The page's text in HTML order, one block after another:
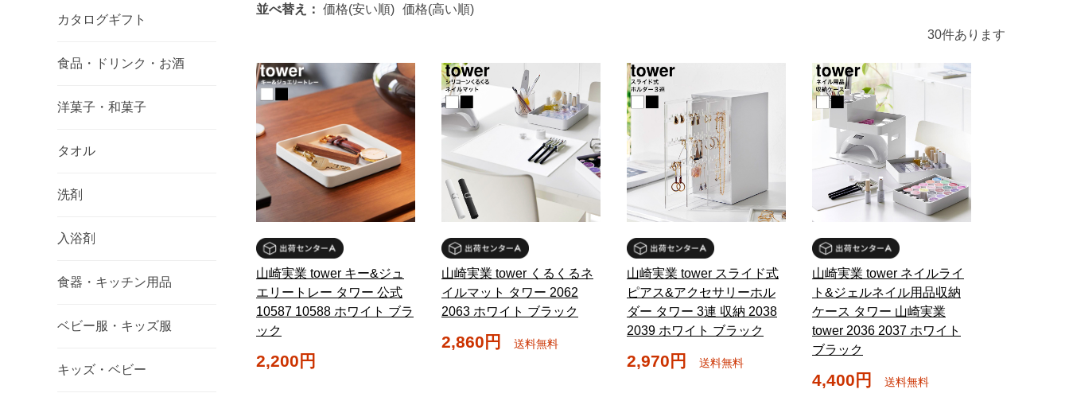
カタログギフト
食品・ドリンク・お酒
洋菓子・和菓子
タオル
洗剤
入浴剤
食器・キッチン用品
ベビー服・キッズ服
キッズ・ベビー
並べ替え： 価格(安い順) 価格(高い順)
30件あります
山崎実業 tower キー&ジュ
エリートレー タワー 公式
10587 10588 ホワイト ブラ
ック
2,200円
山崎実業 tower くるくるネ
イルマット タワー 2062
2063 ホワイト ブラック
2,860円 送料無料
山崎実業 tower スライド式
ピアス&アクセサリーホル
ダー タワー 3連 収納 2038
2039 ホワイト ブラック
2,970円 送料無料
山崎実業 tower ネイルライ
ト&ジェルネイル用品収納
ケース タワー 山崎実業
tower 2036 2037 ホワイト
ブラック
4,400円 送料無料